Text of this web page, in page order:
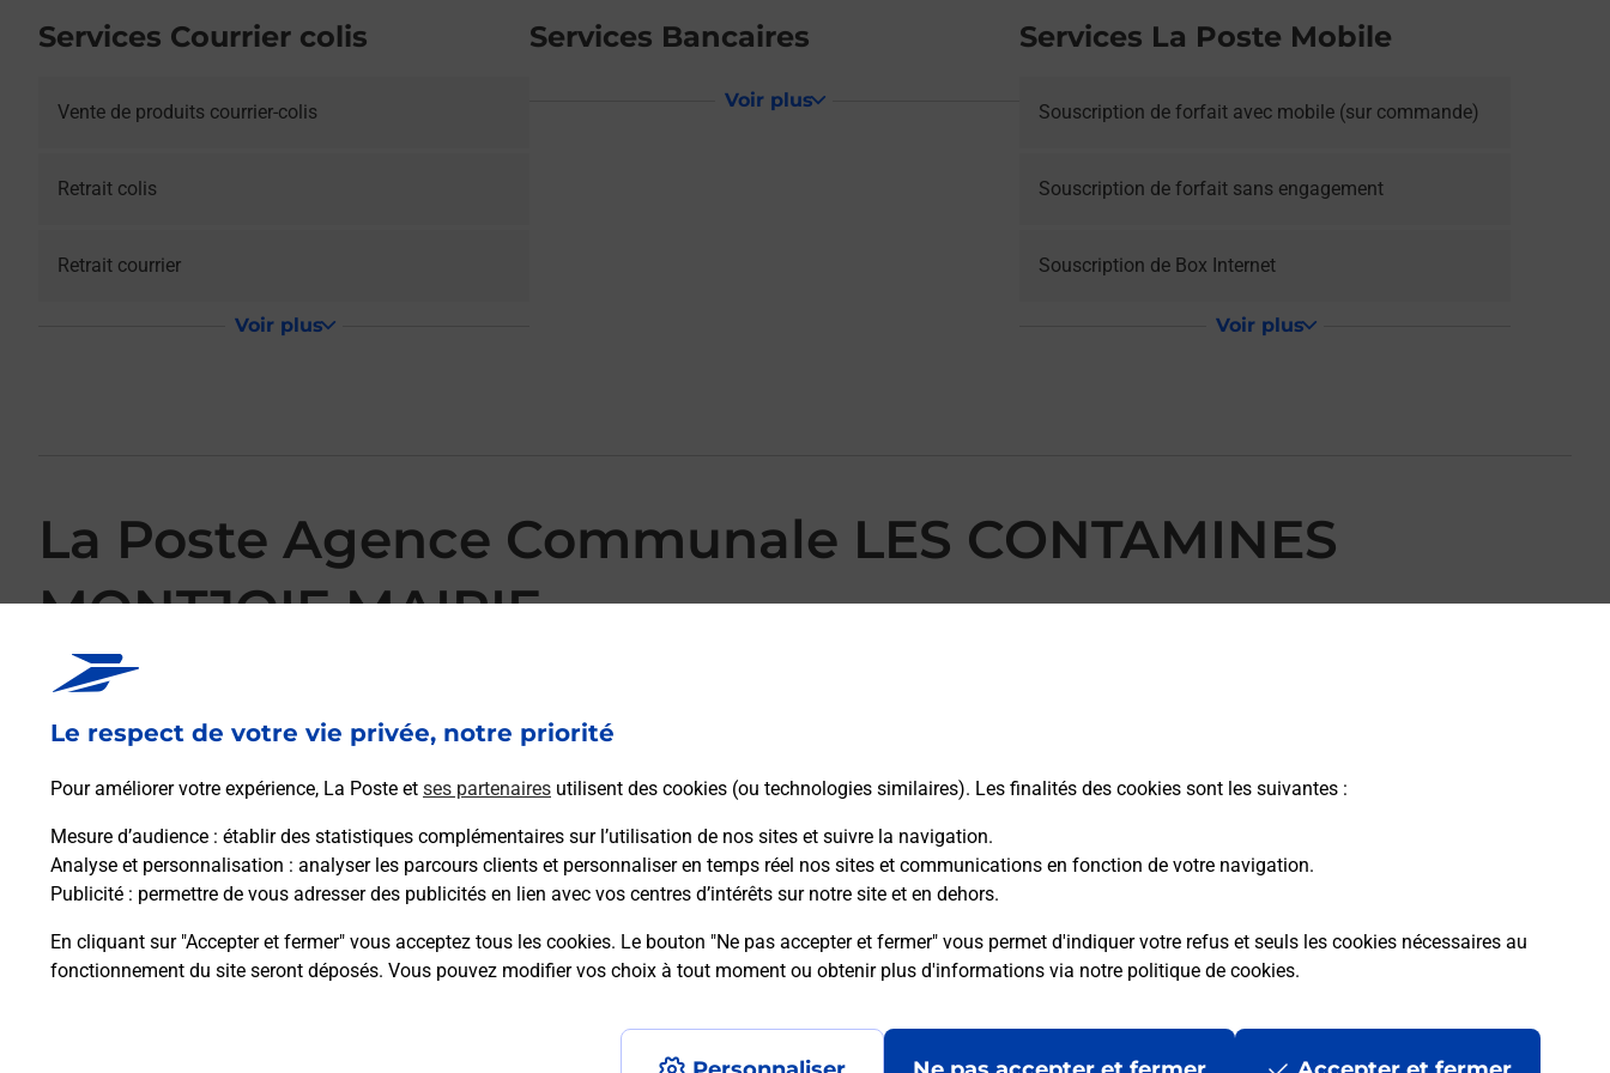
Le respect de votre vie privée, notre priorité
Pour améliorer votre expérience, La Poste et ses partenaires utilisent des cookies (ou technologies similaires). Les finalités des cookies sont les suivantes :
Mesure d’audience : établir des statistiques complémentaires sur l’utilisation de nos sites et suivre la navigation.
Analyse et personnalisation : analyser les parcours clients et personnaliser en temps réel nos sites et communications en fonction de votre navigation.
Publicité : permettre de vous adresser des publicités en lien avec vos centres d’intérêts sur notre site et en dehors.
En cliquant sur "Accepter et fermer" vous acceptez tous les cookies. Le bouton "Ne pas accepter et fermer" vous permet d'indiquer votre refus et seuls les cookies nécessaires au
fonctionnement du site seront déposés. Vous pouvez modifier vos choix à tout moment ou obtenir plus d'informations via notre politique de cookies.
Services Courrier colis
Vente de produits courrier-colis
Retrait colis
Retrait courrier
Voir plus
Services Bancaires
Voir plus
Services La Poste Mobile
Souscription de forfait avec mobile (sur commande)
Souscription de forfait sans engagement
Souscription de Box Internet
Voir plus
La Poste Agence Communale LES CONTAMINES
MONTJOIE MAIRIE
Votre point de contact La Poste Agence Communale LES CONTAMINES MONTJOIE MAIRIE vous accueille à LES
CONTAMINES MONTJOIE pour répondre à vos besoins d'affranchissement Courrier-Colis. Avec laposte.fr, vous
pouvez également, sans vous déplacer, imprimer des timbres personnalisés, des étiquettes colis avec Colissimo,
envoyer des lettres recommandées, des lettres simples ou encore faire suivre votre courrier à votre nouvelle adresse.
Le tout quand vous voulez, où vous voulez.
Découvrez toutes les offres et services en ligne de La Poste